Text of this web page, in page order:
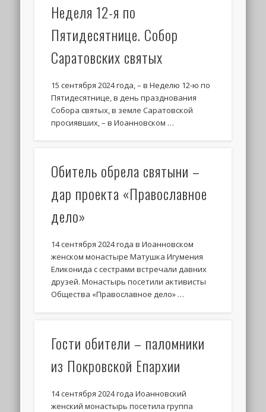
Неделя 12-я по
Пятидесятнице. Собор
Саратовских святых
15 сентября 2024 года, – в Неделю 12-ю по
Пятидесятнице, в день празднования
Собора святых, в земле Саратовской
просиявших, – в Иоанновском …
Обитель обрела святыни –
дар проекта «Православное
дело»
14 сентября 2024 года в Иоанновском
женском монастыре Матушка Игумения
Еликонида с сестрами встречали давних
друзей. Монастырь посетили активисты
Общества «Православное дело» …
Гости обители – паломники
из Покровской Епархии
14 сентября 2024 года Иоанновский
женский монастырь посетила группа